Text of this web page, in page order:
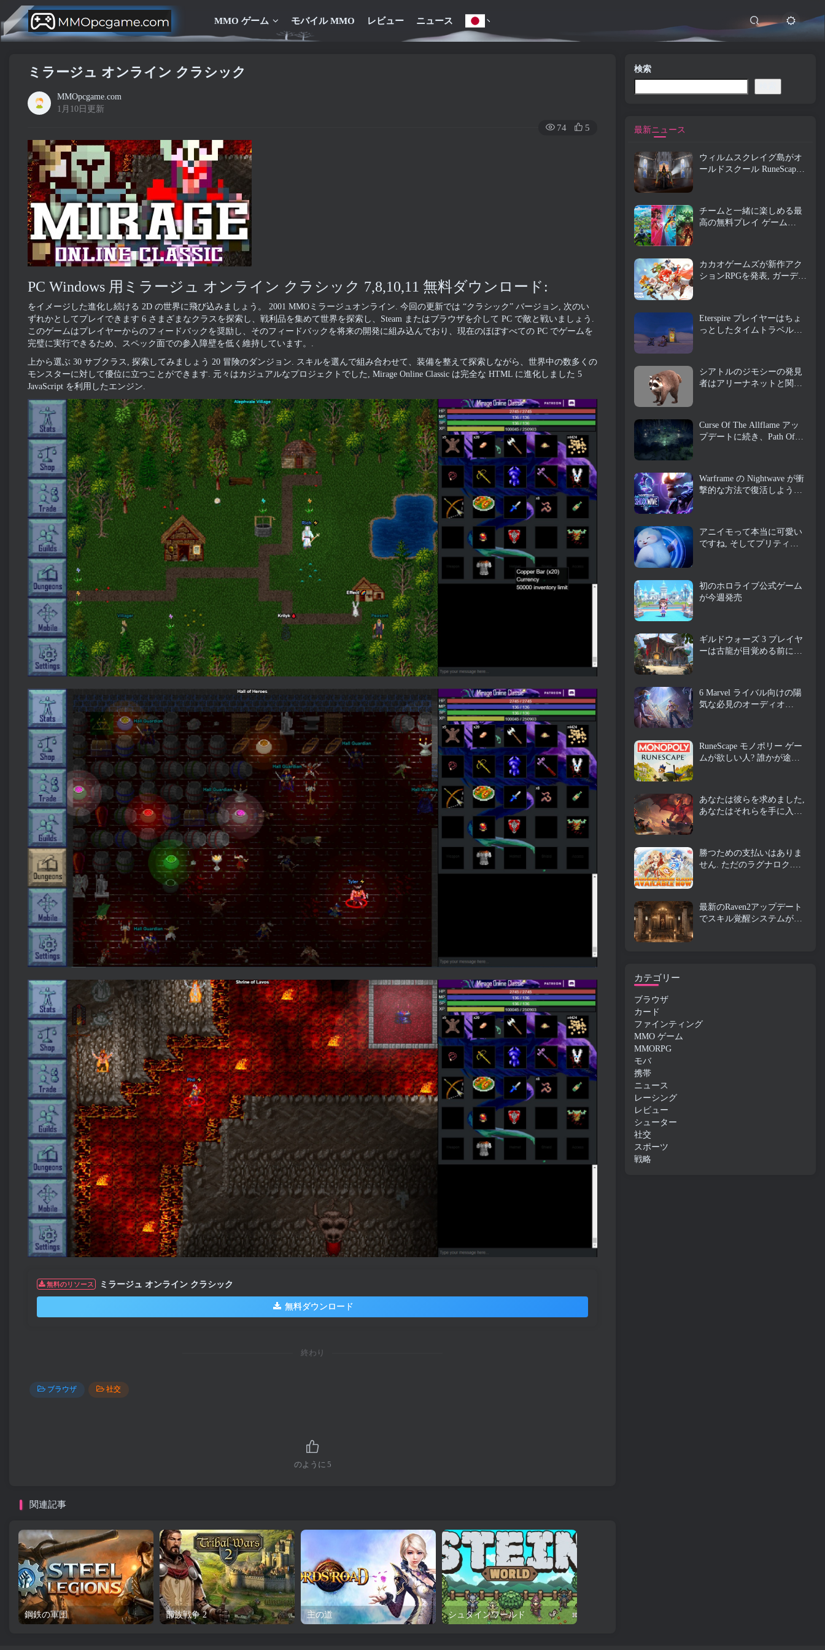
MMO ゲーム モバイル MMO レビュー ニュース
ミラージュ オンライン クラシック
MMOpcgame.com
1月10日更新
74 5
PC Windows 用ミラージュ オンライン クラシック 7,8,10,11 無料ダウンロード:
をイメージした進化し続ける 2D の世界に飛び込みましょう。 2001 MMOミラージュオンライン. 今回の更新では “クラシック” バージョン, 次のい
ずれかとしてプレイできます 6 さまざまなクラスを探索し、戦利品を集めて世界を探索し、Steam またはブラウザを介して PC で敵と戦いましょう.
このゲームはプレイヤーからのフィードバックを奨励し、そのフィードバックを将来の開発に組み込んでおり、現在のほぼすべての PC でゲームを
完璧に実行できるため、スペック面での参入障壁を低く維持しています。.
上から選ぶ 30 サブクラス, 探索してみましょう 20 冒険のダンジョン. スキルを選んで組み合わせて、装備を整えて探索しながら、世界中の数多くの
モンスターに対して優位に立つことができます. 元々はカジュアルなプロジェクトでした, Mirage Online Classic は完全な HTML に進化しました 5
JavaScript を利用したエンジン.
無料のリソース ミラージュ オンライン クラシック
無料ダウンロード
終わり
ブラウザ 社交
のように 5
関連記事
鋼鉄の軍団 部族戦争 2 主の道 シュタインワールド
検索
最新ニュース
ウィルムスクレイグ島がオ
ールドスクール RuneScape
チームと一緒に楽しめる最
高の無料プレイ ゲーム
カカオゲームズが新作アク
ションRPGを発表, ガーディ
Eterspire プレイヤーはちょ
っとしたタイムトラベルが
シアトルのジモシーの発見
者はアリーナネットと関係
Curse Of The Allflame アッ
プデートに続き、Path Of
Warframe の Nightwave が衝
撃的な方法で復活しようと
アニイモって本当に可愛い
ですね, そしてプリティ・
初のホロライブ公式ゲーム
が今週発売
ギルドウォーズ 3 プレイヤ
ーは古龍が目覚める前にテ
6 Marvel ライバル向けの陽
気な必見のオーディオ
RuneScape モノポリー ゲー
ムが欲しい人? 誰かが途中
あなたは彼らを求めました,
あなたはそれらを手に入れ
くる
勝つための支払いはありま
せん. ただのラグナロク.
最新のRaven2アップデート
でスキル覚醒システムが導
カテゴリー
ブラウザ
カード
ファインティング
MMO ゲーム
MMORPG
モバ
携帯
ニュース
レーシング
レビュー
シューター
社交
スポーツ
戦略